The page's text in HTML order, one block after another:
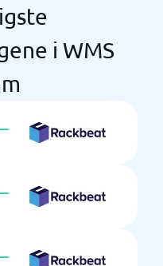
i WMS